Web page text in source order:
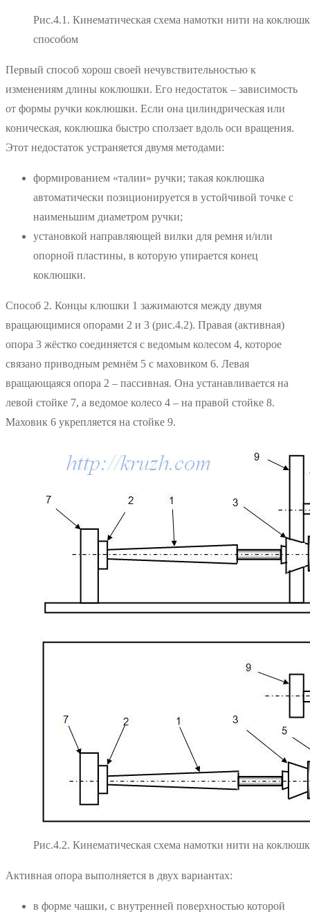
Рис.4.1. Кинематическая схема намотки нити на
способом
Первый способ хорош своей нечувствительностью к
изменениям длины коклюшки. Его недостаток – зависимость
от формы ручки коклюшки. Если она цилиндрическая или
коническая, коклюшка быстро сползает вдоль оси вращения.
Этот недостаток устраняется двумя методами:
формированием «талии» ручки; такая коклюшка
автоматически позиционируется в устойчивой точке с
наименьшим диаметром ручки;
установкой направляющей вилки для ремня и/или
опорной пластины, в которую упирается конец
коклюшки.
Способ 2. Концы клюшки 1 зажимаются между двумя
вращающимися опорами 2 и 3 (рис.4.2). Правая (активная)
опора 3 жёстко соединяется с ведомым колесом 4, которое
связано приводным ремнём 5 с маховиком 6. Левая
вращающаяся опора 2 – пассивная. Она устанавливается на
левой стойке 7, а ведомое колесо 4 – на правой стойке 8.
Маховик 6 укрепляется на стойке 9.
Рис.4.2. Кинематическая схема намотки нити на
Активная опора выполняется в двух вариантах:
в форме чашки, с внутренней поверхностью которой